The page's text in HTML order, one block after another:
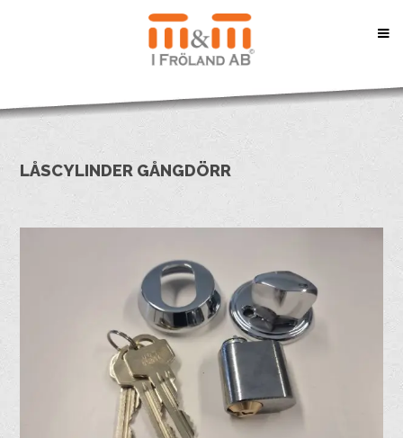
LÅSCYLINDER GÅNGDÖRR